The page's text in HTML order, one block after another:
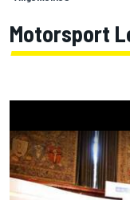
Motorsport